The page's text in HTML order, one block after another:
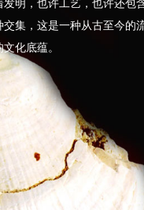
发明，也许工艺，也许还包
交集，这是一种从古至今的
化底蕴。